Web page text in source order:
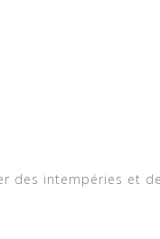
des intempéries et